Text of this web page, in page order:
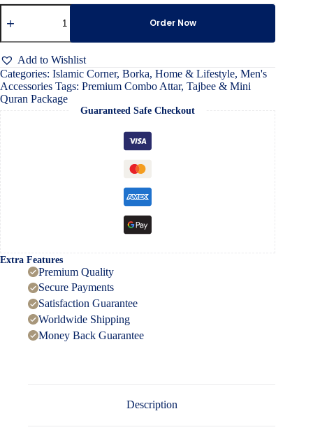
Premium
Combo
Tajbee
&
Mini
Quran
Package
quantity
Order Now
Add to Wishlist
Categories: Islamic Corner, Borka, Home & Lifestyle, Men's
Accessories Tags: Premium Combo Attar, Tajbee & Mini
Quran Package
Guaranteed Safe Checkout
Extra Features
Premium Quality
Secure Payments
Satisfaction Guarantee
Worldwide Shipping
Money Back Guarantee
Description